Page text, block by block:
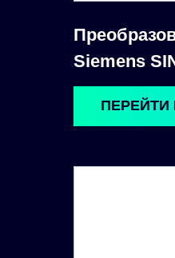
Siemens
ПЕРЕЙТИ